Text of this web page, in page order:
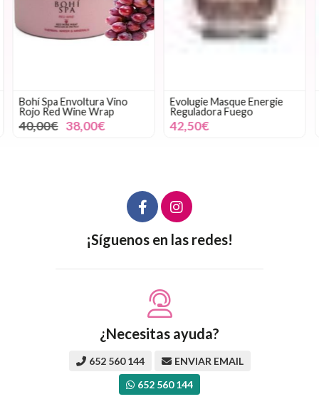
Bohí Spa Envoltura Vino
Rojo Red Wine Wrap
40,00€ 38,00€
Evolugie Masque Energie
Reguladora Fuego
42,50€
¡Síguenos en las redes!
¿Necesitas ayuda?
652 560 144
ENVIAR EMAIL
652 560 144